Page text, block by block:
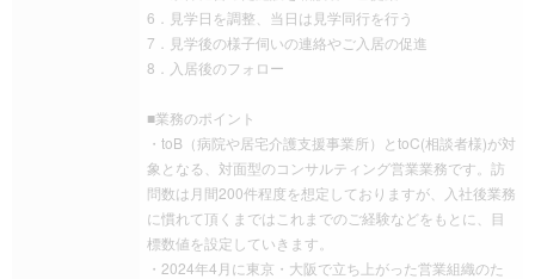
6．見学日を調整、当日は見学同行を行う
7．見学後の様子伺いの連絡やご入居の促進
8．入居後のフォロー
■業務のポイント
・toB（病院や居宅介護支援事業所）とtoC(相談者様)が対
象となる、対面型のコンサルティング営業業務です。訪
問数は月間200件程度を想定しておりますが、入社後業務
に慣れて頂くまではこれまでのご経験などをもとに、目
標数値を設定していきます。
・2024年4月に東京・大阪で立ち上がった営業組織のた